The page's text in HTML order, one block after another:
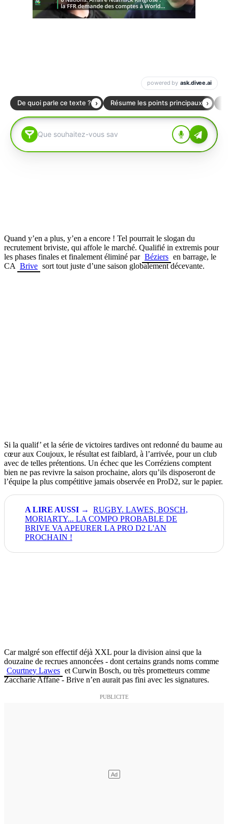
Quand y’en a plus, y’en a encore ! Tel pourrait le slogan du
recrutement briviste, qui affole le marché. Qualifié in extremis pour
les phases finales et finalement éliminé par Béziers en barrage, le
CA Brive sort tout juste d’une saison globalement décevante.
Si la qualif’ et la série de victoires tardives ont redonné du baume au
cœur aux Coujoux, le résultat est faiblard, à l’arrivée, pour un club
avec de telles prétentions. Un échec que les Corréziens comptent
bien ne pas revivre la saison prochaine, alors qu’ils disposeront de
l’équipe la plus compétitive jamais observée en ProD2, sur le papier.
RUGBY. LAWES, BOSCH,
MORIARTY... LA COMPO PROBABLE DE
BRIVE VA APEURER LA PRO D2 L'AN
PROCHAIN !
Car malgré son effectif déjà XXL pour la division ainsi que la
douzaine de recrues annoncées - dont certains grands noms comme
Courtney Lawes et Curwin Bosch, ou très prometteurs comme
Zaccharie Affane - Brive n’en aurait pas fini avec les signatures.